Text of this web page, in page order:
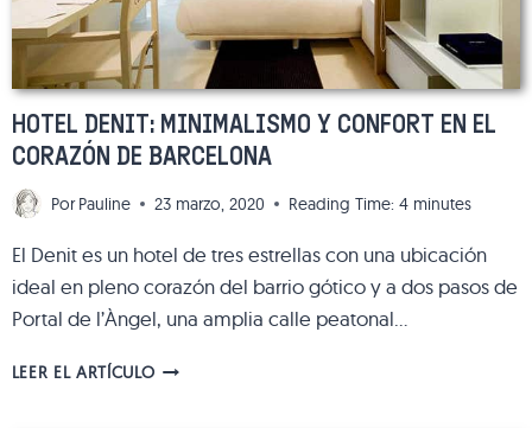
HOTEL DENIT: MINIMALISMO Y CONFORT EN EL
CORAZÓN DE BARCELONA
Por Pauline 23 marzo, 2020 Reading Time: 4 minutes
El Denit es un hotel de tres estrellas con una ubicación
ideal en pleno corazón del barrio gótico y a dos pasos de
Portal de l’Àngel, una amplia calle peatonal…
LEER EL ARTÍCULOHOTEL